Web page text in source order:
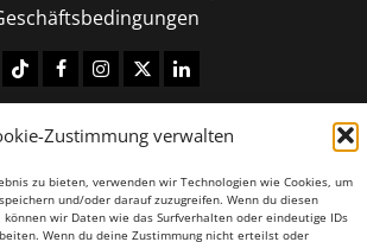
Zustimmung verwalten
zu bieten, verwenden wir Technologien wie Cookies, um
und/oder darauf zuzugreifen. Wenn du diesen
wir Daten wie das Surfverhalten oder eindeutige IDs
Wenn du deine Zustimmung nicht erteilst oder
TiktokFacebook
Instagram
X LinkedIN
All rights reserved.|MoreNews
by